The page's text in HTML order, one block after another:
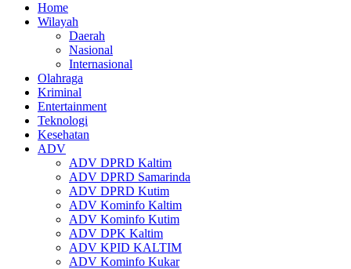
Home
Wilayah
Daerah
Nasional
Internasional
Olahraga
Kriminal
Entertainment
Teknologi
Kesehatan
ADV
ADV DPRD Kaltim
ADV DPRD Samarinda
ADV DPRD Kutim
ADV Kominfo Kaltim
ADV Kominfo Kutim
ADV DPK Kaltim
ADV KPID KALTIM
ADV Kominfo Kukar